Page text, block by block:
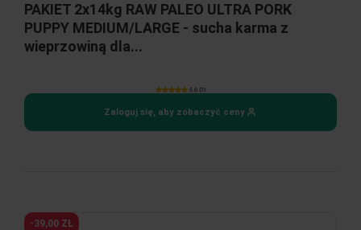
PAKIET 2x14kg RAW PALEO ULTRA PORK
PUPPY MEDIUM/LARGE - sucha karma z
wieprzowiną dla...
5.0 (7)
Zaloguj się, aby zobaczyć ceny
-39,00 ZŁ